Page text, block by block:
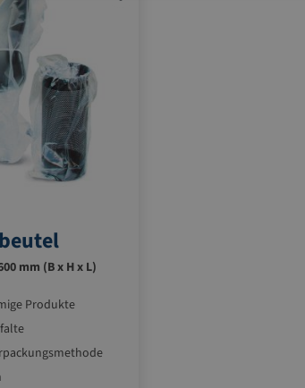
mm (B x H x L)
Produkte